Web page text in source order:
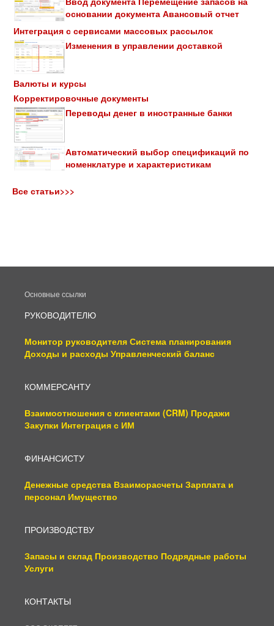
основании документа Авансовый отчет
Интеграция с сервисами массовых рассылок
Изменения в управлении доставкой
Валюты и курсы
Корректировочные документы
Переводы денег в иностранные банки
Автоматический выбор спецификаций по
номенклатуре и характеристикам
Все статьи>>>
Основные ссылки
РУКОВОДИТЕЛЮ
Монитор руководителя Система планирования
Доходы и расходы Управленческий баланс
КОММЕРСАНТУ
Взаимоотношения с клиентами (CRM) Продажи
Закупки Интеграция с ИМ
ФИНАНСИСТУ
Денежные средства Взаиморасчеты Зарплата и
персонал Имущество
ПРОИЗВОДСТВУ
Запасы и склад Производство Подрядные работы
Услуги
КОНТАКТЫ